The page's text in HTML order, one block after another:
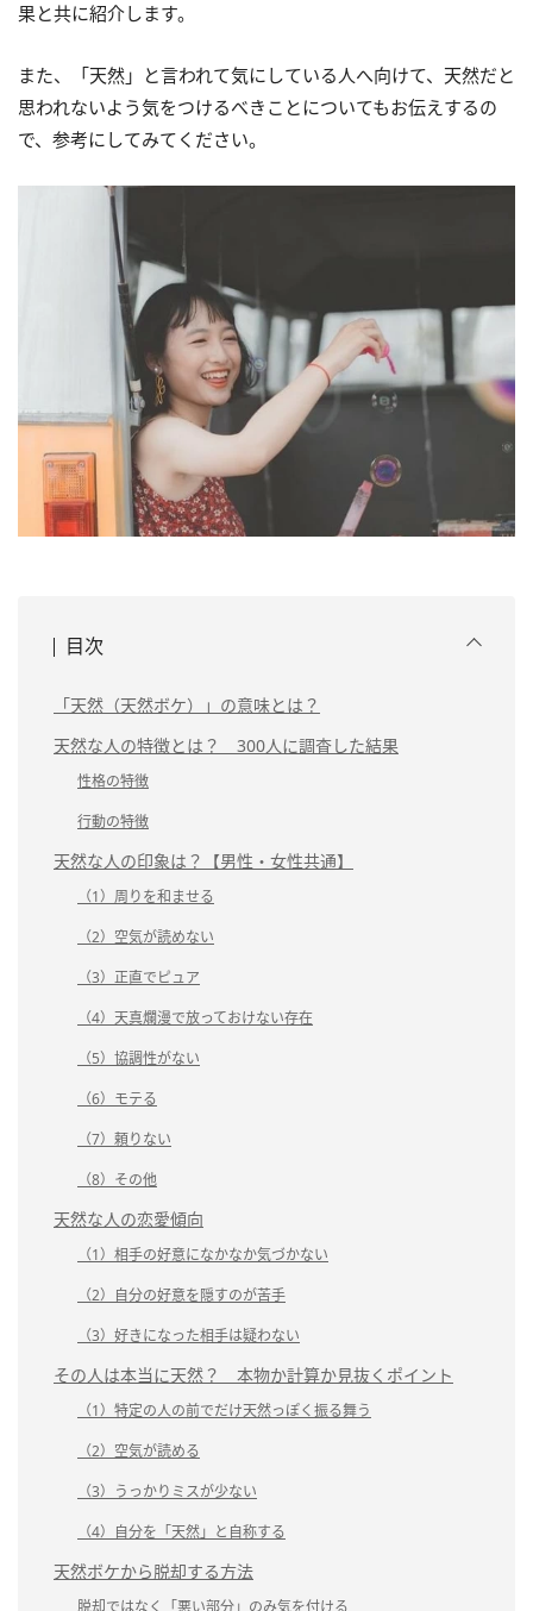
果と共に紹介します。
また、「天然」と言われて気にしている人へ向けて、天然だと
思われないよう気をつけるべきことについてもお伝えするの
で、参考にしてみてください。
目次
「天然（天然ボケ）」の意味とは？
天然な人の特徴とは？ 300人に調査した結果
性格の特徴
行動の特徴
天然な人の印象は？【男性・女性共通】
（1）周りを和ませる
（2）空気が読めない
（3）正直でピュア
（4）天真爛漫で放っておけない存在
（5）協調性がない
（6）モテる
（7）頼りない
（8）その他
天然な人の恋愛傾向
（1）相手の好意になかなか気づかない
（2）自分の好意を隠すのが苦手
（3）好きになった相手は疑わない
その人は本当に天然？ 本物か計算か見抜くポイント
（1）特定の人の前でだけ天然っぽく振る舞う
（2）空気が読める
（3）うっかりミスが少ない
（4）自分を「天然」と自称する
天然ボケから脱却する方法
脱却ではなく「悪い部分」のみ気を付ける